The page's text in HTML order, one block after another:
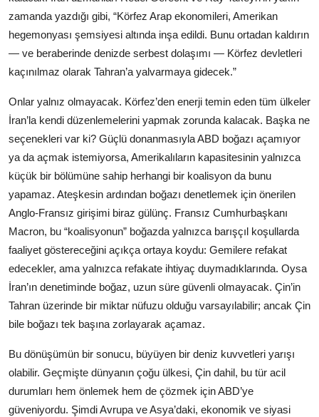
zamanda yazdığı gibi, “Körfez Arap ekonomileri, Amerikan
hegemonyası şemsiyesi altında inşa edildi. Bunu ortadan kaldırın
— ve beraberinde denizde serbest dolaşımı — Körfez devletleri
kaçınılmaz olarak Tahran’a yalvarmaya gidecek.”
Onlar yalnız olmayacak. Körfez’den enerji temin eden tüm ülkeler
İran’la kendi düzenlemelerini yapmak zorunda kalacak. Başka ne
seçenekleri var ki? Güçlü donanmasıyla ABD boğazı açamıyor
ya da açmak istemiyorsa, Amerikalıların kapasitesinin yalnızca
küçük bir bölümüne sahip herhangi bir koalisyon da bunu
yapamaz. Ateşkesin ardından boğazı denetlemek için önerilen
Anglo-Fransız girişimi biraz gülünç. Fransız Cumhurbaşkanı
Macron, bu “koalisyonun” boğazda yalnızca barışçıl koşullarda
faaliyet göstereceğini açıkça ortaya koydu: Gemilere refakat
edecekler, ama yalnızca refakate ihtiyaç duymadıklarında. Oysa
İran’ın denetiminde boğaz, uzun süre güvenli olmayacak. Çin’in
Tahran üzerinde bir miktar nüfuzu olduğu varsayılabilir; ancak Çin
bile boğazı tek başına zorlayarak açamaz.
Bu dönüşümün bir sonucu, büyüyen bir deniz kuvvetleri yarışı
olabilir. Geçmişte dünyanın çoğu ülkesi, Çin dahil, bu tür acil
durumları hem önlemek hem de çözmek için ABD’ye
güveniyordu. Şimdi Avrupa ve Asya’daki, ekonomik ve siyasi